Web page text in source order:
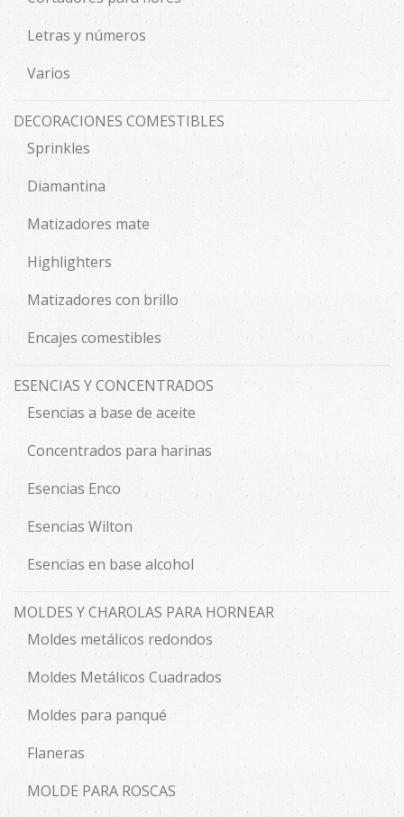
Letras y números
Varios
DECORACIONES COMESTIBLES
Sprinkles
Diamantina
Matizadores mate
Highlighters
Matizadores con brillo
Encajes comestibles
ESENCIAS Y CONCENTRADOS
Esencias a base de aceite
Concentrados para harinas
Esencias Enco
Esencias Wilton
Esencias en base alcohol
MOLDES Y CHAROLAS PARA HORNEAR
Moldes metálicos redondos
Moldes Metálicos Cuadrados
Moldes para panqué
Flaneras
MOLDE PARA ROSCAS